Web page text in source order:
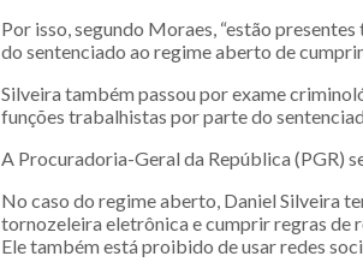
Por isso, segundo Moraes, “estão
do sentenciado ao regime aberto de
Silveira também passou por exame
funções trabalhistas por parte do
A Procuradoria-Geral da República (PGR)
No caso do regime aberto, Daniel Silveira
tornozeleira eletrônica e cumprir regras de
Ele também está proibido de usar redes